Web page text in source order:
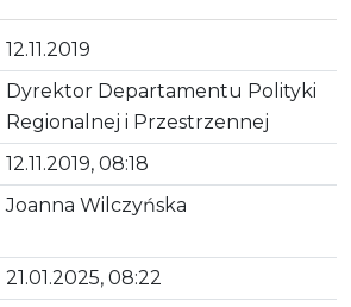
12.11.2019
Dyrektor Departamentu Polityki
Regionalnej i Przestrzennej
12.11.2019, 08:18
Joanna Wilczyńska
21.01.2025, 08:22